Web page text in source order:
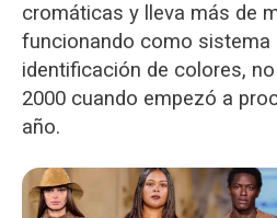
cromáticas y lleva más de
funcionando como sistema
identificación de colores,
2000 cuando empezó a
año.